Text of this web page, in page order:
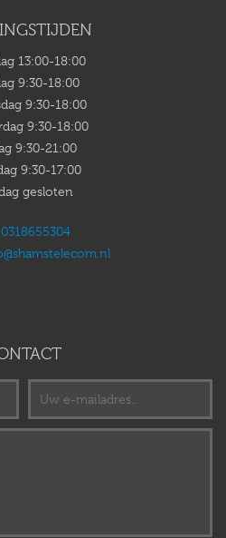
13:00-18:00
9:30-18:00
9:30-18:00
9:30-18:00
9:30-21:00
9:30-17:00
gesloten
0318655304